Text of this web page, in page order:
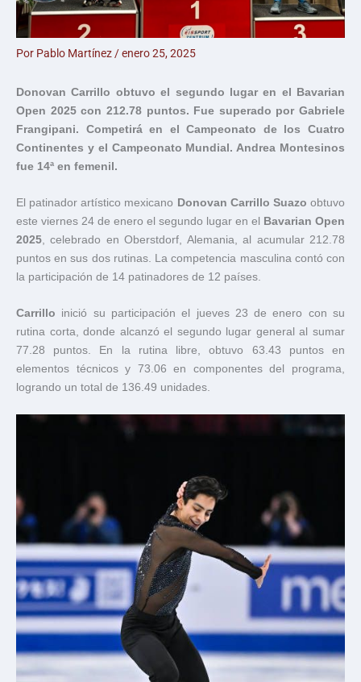
Por Pablo Martínez /enero 25, 2025
Donovan Carrillo obtuvo el segundo lugar en el Bavarian
Open 2025 con 212.78 puntos. Fue superado por Gabriele
Frangipani. Competirá en el Campeonato de los Cuatro
Continentes y el Campeonato Mundial. Andrea Montesinos
fue 14ª en femenil.
El patinador artístico mexicano Donovan Carrillo Suazo obtuvo
este viernes 24 de enero el segundo lugar en el
Bavarian Open
2025 , celebrado en Oberstdorf, Alemania, al acumular 212.78
puntos en sus dos rutinas. La competencia masculina contó con
la participación de 14 patinadores de 12 países.
Carrillo inició su participación el jueves 23 de enero con su
rutina corta, donde alcanzó el segundo lugar general al sumar
77.28 puntos. En la rutina libre, obtuvo 63.43 puntos en
elementos técnicos y 73.06 en componentes del programa,
logrando un total de 136.49 unidades.